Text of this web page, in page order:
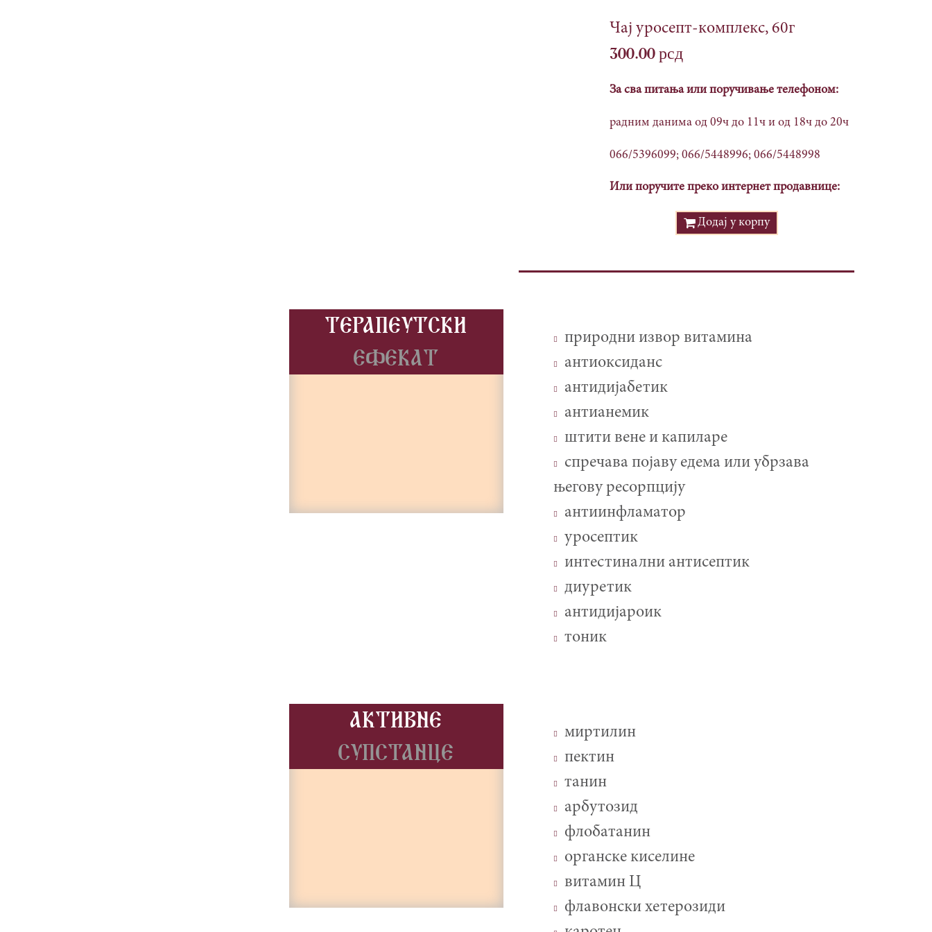
Чај уросепт-комплекс, 60г
300.00 рсд
За сва питања или поручивање телефоном:
радним данима од 09ч до 11ч и од 18ч до 20ч
066/5396099; 066/5448996; 066/5448998
Или поручите преко интернет продавнице:
Додај у корпу
TERAPEUTSKI
EFEKAT
природни извор витамина
антиоксиданс
антидијабетик
антианемик
штити вене и капиларе
спречава појаву едема или убрзава
његову ресорпцију
антиинфламатор
уросептик
интестинални антисептик
диуретик
антидијароик
тоник
AKTIVNE
SUPSTANCE
миртилин
пектин
танин
арбутозид
флобатанин
органске киселине
витамин Ц
флавонски хетерозиди